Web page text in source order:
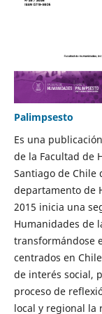
Palimpsesto
Es una
de la Facultad de
Santiago de Chile
departamento de
2015 inicia una
Humanidades de
transformándose
centrados en
de interés social,
proceso de
local y regional la